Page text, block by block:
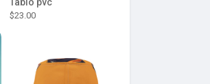
$23.00